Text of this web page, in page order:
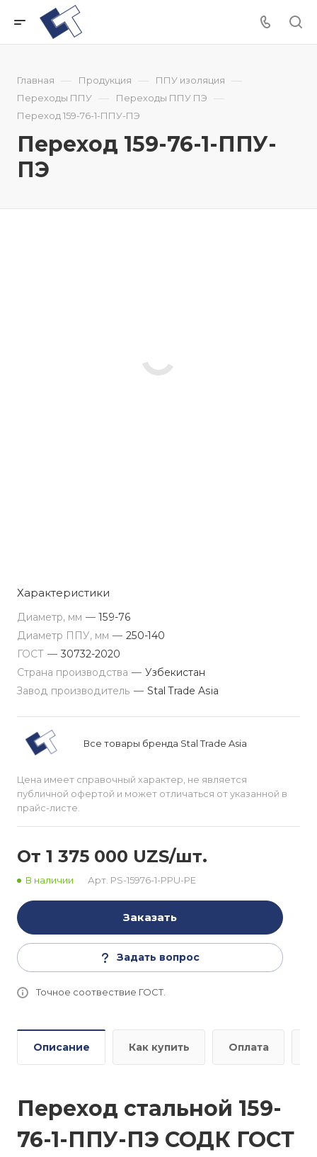
Главная — Продукция — ППУ изоляция —
Переходы ППУ — Переходы ППУ ПЭ —
Переход 159-76-1-ППУ-ПЭ
Переход 159-76-1-ППУ-
ПЭ
Характеристики
Диаметр, мм — 159-76
Диаметр ППУ, мм — 250-140
ГОСТ — 30732-2020
Страна производства — Узбекистан
Завод производитель — Stal Trade Asia
Все товары бренда Stal Trade Asia
Цена имеет справочный характер, не является
публичной офертой и может отличаться от указанной в
прайс-листе.
От 1 375 000 UZS/шт.
В наличии Арт. PS-15976-1-PPU-PE
Заказать
Задать вопрос
Точное соотвествие ГОСТ.
Описание Как купить Оплата
Переход стальной 159-
76-1-ППУ-ПЭ СОДК ГОСТ